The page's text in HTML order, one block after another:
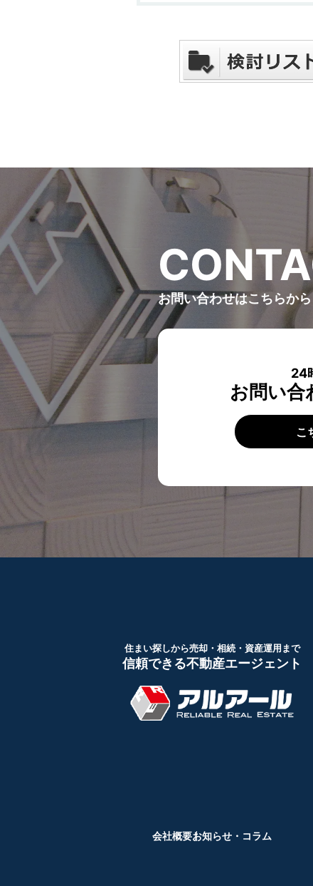
CONTA
お問い合わせはこちらから
24
お問い合
こ
住まい探しから売却・相続・資産運用まで
信頼できる不動産エージェント
会社概要お知らせ・コラム